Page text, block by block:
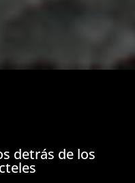
detrás de los